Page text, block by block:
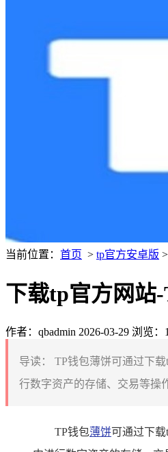
当前位置： 首页 > tp官方安卓版
下载tp官方网站
作者：qbadmin 2026-03-29 浏览：
导读：
TP钱包薄饼可通过下
行数字资产的存储、交易等操
TP钱包薄饼可通过下